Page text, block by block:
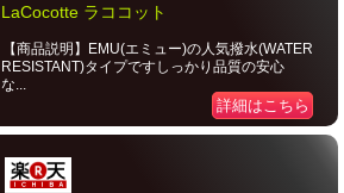
LaCocotte ラココット
【商品説明】EMU(エミュー)の人気撥水(WATER
RESISTANT)タイプですしっかり品質の安心
な...
詳細はこちら